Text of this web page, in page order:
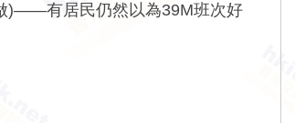
)——有居民仍然以為39M班次好